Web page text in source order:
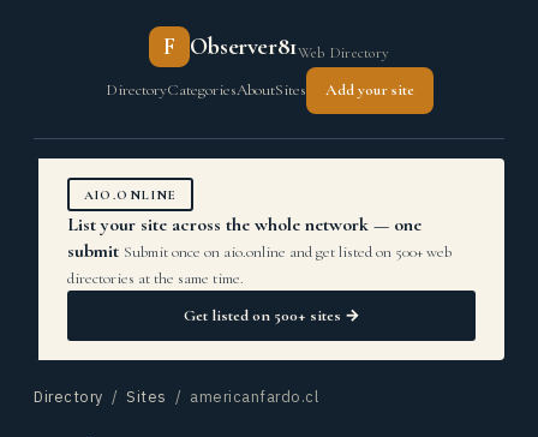
F Observer81Web Directory
DirectoryCategoriesAboutSites Add your site
AIO.ONLINE
List your site across the whole network — one
submit Submit once on aio.online and get listed on 500+ web
directories at the same time.
Get listed on 500+ sites →
Directory / Sites / americanfardo.cl